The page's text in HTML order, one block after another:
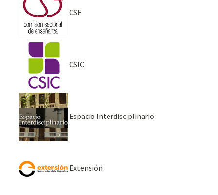
CSE
CSIC
Espacio Interdisciplinario
Extensión